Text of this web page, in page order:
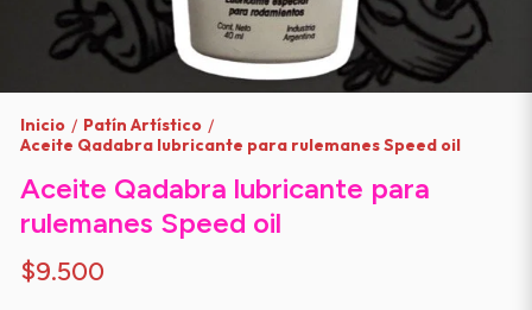
Inicio / Patín Artístico /
Aceite Qadabra lubricante para rulemanes Speed oil
Aceite Qadabra lubricante para
rulemanes Speed oil
$9.500